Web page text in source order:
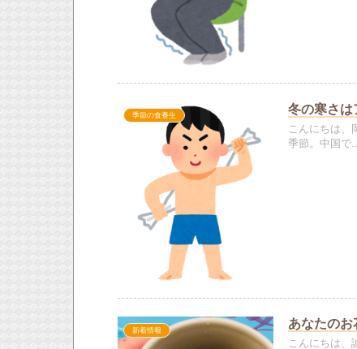
季節の食養生 冬の寒さは
こんにちは、
季節。中国で
新着情報 あなたの
こんにちは、